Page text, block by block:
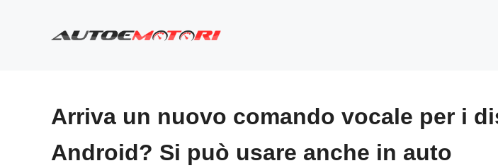
Arriva un nuovo comando vocale per i
Android? Si può usare anche in auto